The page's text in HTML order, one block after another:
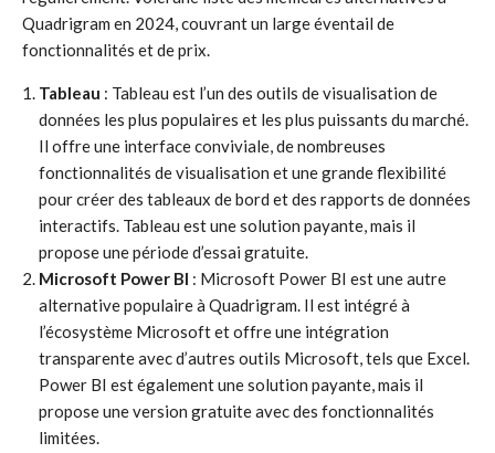
Quadrigram en 2024, couvrant un large éventail de
fonctionnalités et de prix.
Tableau : Tableau est l’un des outils de visualisation de
données les plus populaires et les plus puissants du marché.
Il offre une interface conviviale, de nombreuses
fonctionnalités de visualisation et une grande flexibilité
pour créer des tableaux de bord et des rapports de données
interactifs. Tableau est une solution payante, mais il
propose une période d’essai gratuite.
Microsoft Power BI : Microsoft Power BI est une autre
alternative populaire à Quadrigram. Il est intégré à
l’écosystème Microsoft et offre une intégration
transparente avec d’autres outils Microsoft, tels que Excel.
Power BI est également une solution payante, mais il
propose une version gratuite avec des fonctionnalités
limitées.